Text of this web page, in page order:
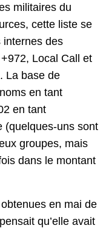
militaires du
cette liste se
internes des
Local Call et
La base de
en tant
en tant
(quelques-uns sont
groupes, mais
dans le montant
en mai de
qu’elle avait